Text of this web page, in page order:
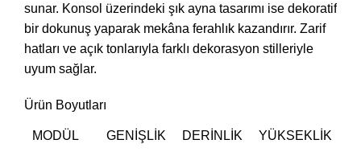
sunar. Konsol üzerindeki şık ayna tasarımı ise dekoratif
bir dokunuş yaparak mekâna ferahlık kazandırır. Zarif
hatları ve açık tonlarıyla farklı dekorasyon stilleriyle
uyum sağlar.
Ürün Boyutları
MODÜL GENIŞLIK DERINLIK YÜKSEKLIK